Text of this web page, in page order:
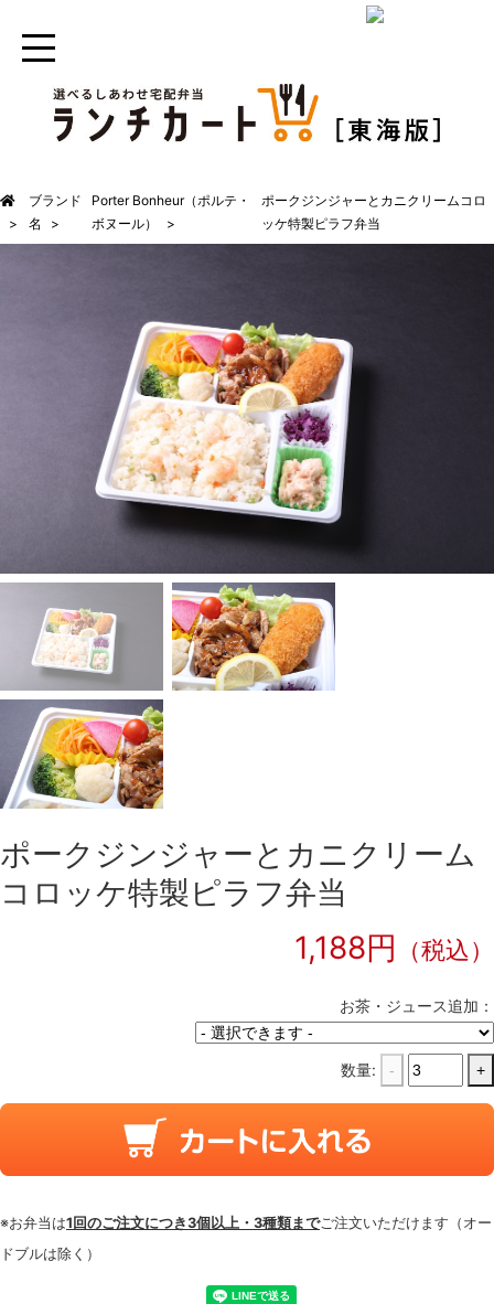
ブランド
名
Porter Bonheur（ポルテ・
ボヌール）
ポークジンジャーとカニクリームコロ
ッケ特製ピラフ弁当
ポークジンジャーとカニクリーム
コロッケ特製ピラフ弁当
1,188円
（税込）
お茶・ジュース追加：
数量: - +
※お弁当は1回のご注文につき3個以上・3種類までご注文いただけます（オー
ドブルは除く）